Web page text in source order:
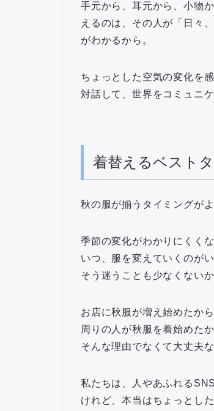
手元から、耳元から、小物
えるのは、その人が 「日々
がわかるから。
ちょっとした空気の変化を
対話して、世界をコミュニ
着替えるベスト
秋の服が揃うタイミングが
季節の変化がわかりにくく
いつ、服を変えていくのが
そう迷うことも少なくない
お店に秋服が増え始めたから
周りの人が秋服を着始めたか
そんな理由でなくて大丈夫な
私たちは、人やあふれる
けれど、本当はちょっとし